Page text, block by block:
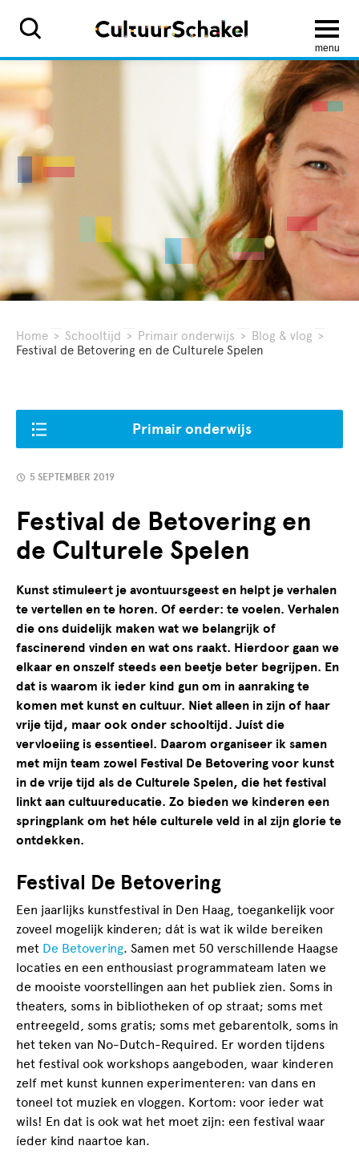
menu
Home > Schooltijd > Primair onderwijs > Blog & vlog >
Festival de Betovering en de Culturele Spelen
Primair onderwijs
5 SEPTEMBER 2019
Festival de Betovering en
de Culturele Spelen
Kunst stimuleert je avontuursgeest en helpt je verhalen
te vertellen en te horen. Of eerder: te voelen. Verhalen
die ons duidelijk maken wat we belangrijk of
fascinerend vinden en wat ons raakt. Hierdoor gaan we
elkaar en onszelf steeds een beetje beter begrijpen. En
dat is waarom ik ieder kind gun om in aanraking te
komen met kunst en cultuur. Niet alleen in zijn of haar
vrije tijd, maar ook onder schooltijd. Juíst die
vervloeiing is essentieel. Daarom organiseer ik samen
met mijn team zowel Festival De Betovering voor kunst
in de vrije tijd als de Culturele Spelen, die het festival
linkt aan cultuureducatie. Zo bieden we kinderen een
springplank om het héle culturele veld in al zijn glorie te
ontdekken.
Festival De Betovering
Een jaarlijks kunstfestival in Den Haag, toegankelijk voor
zoveel mogelijk kinderen; dát is wat ik wilde bereiken
met De Betovering. Samen met 50 verschillende Haagse
locaties en een enthousiast programmateam laten we
de mooiste voorstellingen aan het publiek zien. Soms in
theaters, soms in bibliotheken of op straat; soms met
entreegeld, soms gratis; soms met gebarentolk, soms in
het teken van No-Dutch-Required. Er worden tijdens
het festival ook workshops aangeboden, waar kinderen
zelf met kunst kunnen experimenteren: van dans en
toneel tot muziek en vloggen. Kortom: voor ieder wat
wils! En dat is ook wat het moet zijn: een festival waar
íeder kind naartoe kan.